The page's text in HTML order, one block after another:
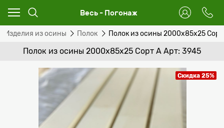
Весь - Погонаж
Изделия из осины Полок Полок из осины 2000x85x25
Полок из осины 2000x85x25 Сорт А Арт: 3945
Скидка 25%